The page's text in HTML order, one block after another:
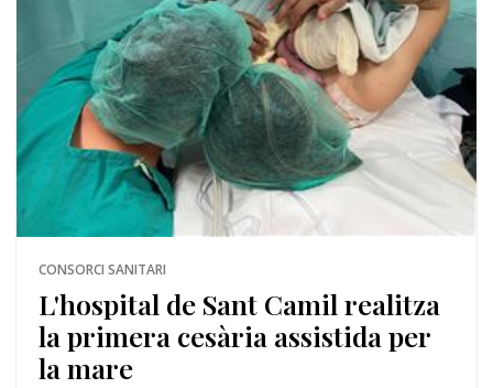
CONSORCI SANITARI
L'hospital de Sant Camil realitza
la primera cesària assistida per
la mare